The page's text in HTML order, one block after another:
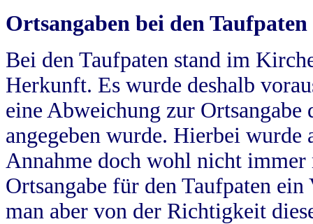
Ortsangaben bei den Taufpaten
Bei den Taufpaten stand im
Herkunft. Es wurde deshalb
eine Abweichung zur
angegeben wurde. Hierbei wurde
Annahme doch wohl nicht
Ortsangabe für den Taufpaten
man aber von der Richtigkeit